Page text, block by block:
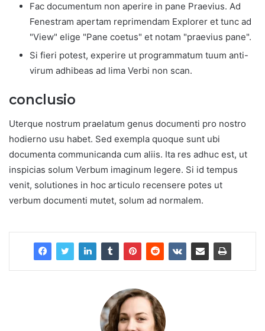
Fac documentum non aperire in pane Praevius. Ad
Fenestram apertam reprimendam Explorer et tunc ad
"View" elige "Pane coetus" et notam "praevius pane".
Si fieri potest, experire ut programmatum tuum anti-
virum adhibeas ad lima Verbi non scan.
conclusio
Uterque nostrum praelatum genus documenti pro nostro
hodierno usu habet. Sed exempla quoque sunt ubi
documenta communicanda cum aliis. Ita res adhuc est, ut
inspicias solum Verbum imaginum legere. Si id tempus
venit, solutiones in hoc articulo recensere potes ut
verbum documenti mutet, solum ad normalem.